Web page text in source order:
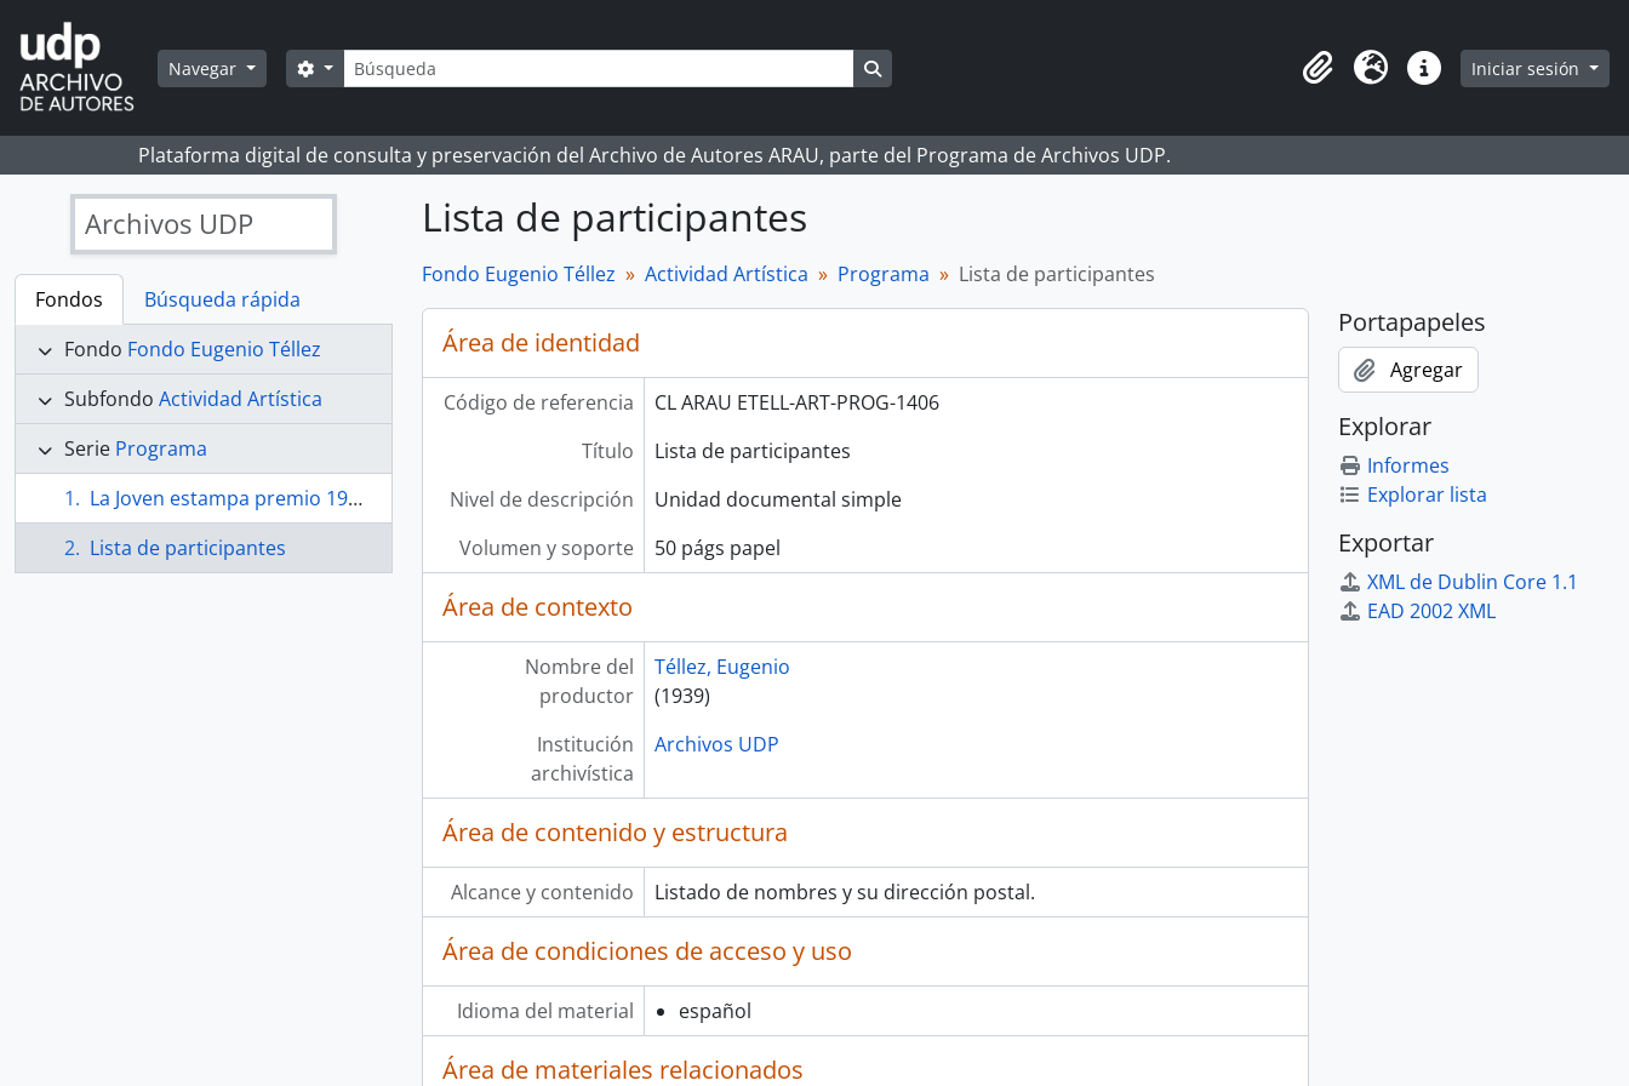
Skip to main content
Navegar Búsqueda
Search options
Portapapeles
Idioma Enlaces rápidos
Iniciar sesión
Plataforma digital de consulta y preservación del Archivo de Autores ARAU, parte del Programa de Archivos UDP.
Archivos UDP
Fondos
Búsqueda rápida
Fondo Fondo Eugenio Téllez
Subfondo Actividad Artística
Serie Programa
La Joven estampa premio 1987. Casa de las Américas. La Habana
Lista de participantes
Lista de participantes
Fondo Eugenio Téllez Actividad Artística Programa Lista de participantes
Área de identidad
Código de referencia
CL ARAU ETELL-ART-PROG-1406
Título
Lista de participantes
Nivel de descripción
Unidad documental simple
Volumen y soporte
50 págs papel
Área de contexto
Nombre del
productor
Téllez, Eugenio
(1939)
Institución
archivística
Archivos UDP
Área de contenido y estructura
Alcance y contenido Listado de nombres y su dirección postal.
Área de condiciones de acceso y uso
Idioma del material español
Área de materiales relacionados
Portapapeles
Agregar
Explorar
Informes
Explorar lista
Exportar
XML de Dublin Core 1.1
EAD 2002 XML